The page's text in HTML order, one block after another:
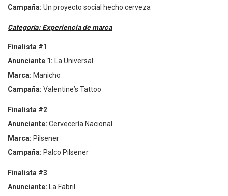
Campaña: Un proyecto social hecho cerveza
Categoría: Experiencia de marca
Finalista #1
Anunciante 1: La Universal
Marca: Manicho
Campaña: Valentine’s Tattoo
Finalista #2
Anunciante: Cervecería Nacional
Marca: Pilsener
Campaña: Palco Pilsener
Finalista #3
Anunciante: La Fabril